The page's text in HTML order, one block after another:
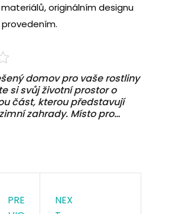
originálním designu
domov pro vaše rostliny
si svůj životní prostor o
část, kterou představují
zahrady. Místo pro…
PRE
NEX